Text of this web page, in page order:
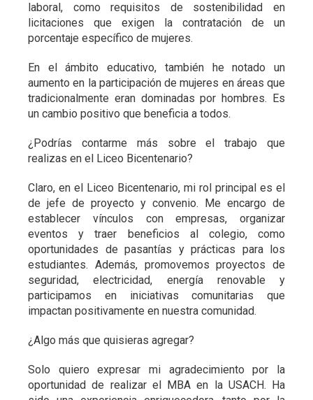
laboral, como requisitos de sostenibilidad en
licitaciones que exigen la contratación de un
porcentaje específico de mujeres.
En el ámbito educativo, también he notado un
aumento en la participación de mujeres en áreas que
tradicionalmente eran dominadas por hombres. Es
un cambio positivo que beneficia a todos.
¿Podrías contarme más sobre el trabajo que
realizas en el Liceo Bicentenario?
Claro, en el Liceo Bicentenario, mi rol principal es el
de jefe de proyecto y convenio. Me encargo de
establecer vínculos con empresas, organizar
eventos y traer beneficios al colegio, como
oportunidades de pasantías y prácticas para los
estudiantes. Además, promovemos proyectos de
seguridad, electricidad, energía renovable y
participamos en iniciativas comunitarias que
impactan positivamente en nuestra comunidad.
¿Algo más que quisieras agregar?
Solo quiero expresar mi agradecimiento por la
oportunidad de realizar el MBA en la USACH. Ha